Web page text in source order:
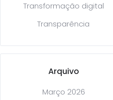
Transformação digital
Transparência
Arquivo
Março 2026